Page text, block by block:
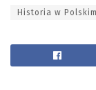
Historia w